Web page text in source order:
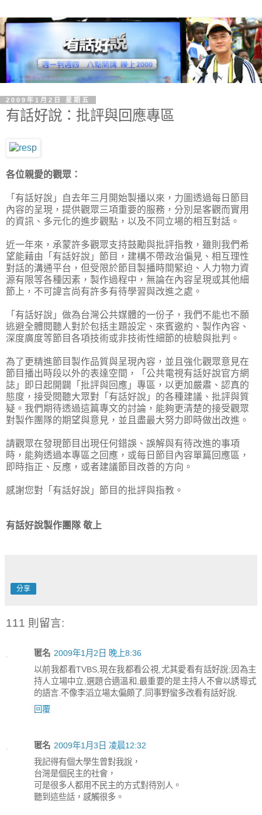
2009年1月2日 星期五
有話好說：批評與回應專區
各位親愛的觀眾：
「有話好說」自去年三月開始製播以來，力圖透過每日節目
內容的呈現，提供觀眾三項重要的服務，分別是客觀而實用
的資訊、多元化的進步觀點，以及不同立場的相互對話。
近一年來，承蒙許多觀眾支持鼓勵與批評指教，雖則我們希
望能藉由「有話好說」節目，建構不帶政治偏見、相互理性
對話的溝通平台，但受限於節目製播時間緊迫、人力物力資
源有限等各種因素，製作過程中，無論在內容呈現或其他細
節上，不可諱言尚有許多有待學習與改進之處。
「有話好說」做為台灣公共媒體的一份子，我們不能也不願
逃避全體閱聽人對於包括主題設定、來賓邀約、製作內容、
深度廣度等節目各項技術或非技術性細節的檢驗與批判。
為了更精進節目製作品質與呈現內容，並且強化觀眾意見在
節目播出時段以外的表達空間，「公共電視有話好說官方網
誌」即日起開闢「批評與回應」專區，以更加嚴肅、認真的
態度，接受閱聽大眾對「有話好說」的各種建議、批評與質
疑。我們期待透過這篇專文的討論，能夠更清楚的接受觀眾
對製作團隊的期望與意見，並且盡最大努力即時做出改進。
請觀眾在發現節目出現任何錯誤、誤解與有待改進的事項
時，能夠透過本專區之回應，或每日節目內容單篇回應區，
即時指正、反應，或者建議節目改善的方向。
感謝您對「有話好說」節目的批評與指教。
有話好說製作團隊 敬上
分享
111 則留言:
匿名 2009年1月2日 晚上8:36
以前我都看TVBS,現在我都看公視,尤其愛看有話好說;因為主
持人立場中立,選題合適溫和,最重要的是主持人不會以誘導式
的語言.不像李滔立場太偏頗了,同事野蠻多改看有話好說.
回覆
匿名 2009年1月3日 凌晨12:32
我記得有個大學生曾對我說，
台灣是個民主的社會，
可是很多人都用不民主的方式對待別人。
聽到這些話，感觸很多。